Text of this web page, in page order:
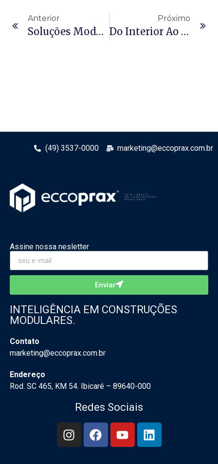
Anterior
Soluções Modulares Para Empresas Em Expansão
Próximo
Do Interior Ao Centro Urbano: Modular Se Adapta.
(49) 3537-0000 marketing@eccoprax.com.br
Assine nossa nesletter
Enviar
INTELIGÊNCIA EM CONSTRUÇÕES
MODULARES.
Contato
marketing@eccoprax.com.br
Endereço
Rod. SC 465, KM 54. Ibicaré – 89640-000
Redes Sociais